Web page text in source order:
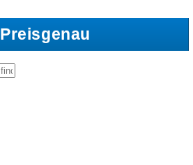
Preisgenau
Preisgenau
Preisgenau